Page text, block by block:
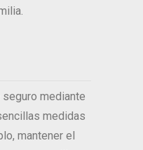
seguro mediante
medidas
mantener el